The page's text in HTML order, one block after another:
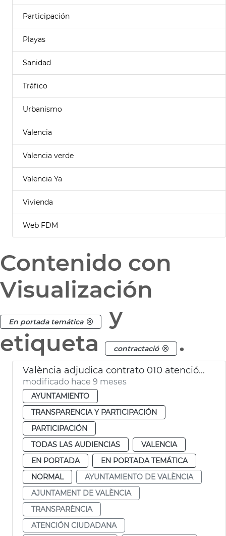
Participación
Playas
Sanidad
Tráfico
Urbanismo
Valencia
Valencia verde
Valencia Ya
Vivienda
Web FDM
Contenido con
Visualización
En portada temática
y
etiqueta
contractació .
València adjudica contrato 010 atención ciudadana
modificado hace 9 meses
AYUNTAMIENTO
TRANSPARENCIA Y PARTICIPACIÓN
PARTICIPACIÓN
TODAS LAS AUDIENCIAS
VALENCIA
EN PORTADA
EN PORTADA TEMÁTICA
NORMAL
AYUNTAMIENTO DE VALÈNCIA
AJUNTAMENT DE VALÈNCIA
TRANSPARÈNCIA
ATENCIÓN CIUDADANA